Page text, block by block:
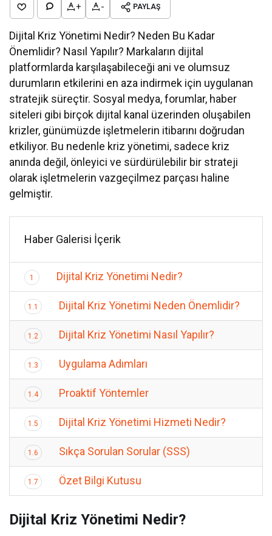
+ - PAYLAŞ
Dijital Kriz Yönetimi Nedir? Neden Bu Kadar
Önemlidir? Nasıl Yapılır? Markaların dijital
platformlarda karşılaşabileceği ani ve olumsuz
durumların etkilerini en aza indirmek için uygulanan
stratejik süreçtir. Sosyal medya, forumlar, haber
siteleri gibi birçok dijital kanal üzerinden oluşabilen
krizler, günümüzde işletmelerin itibarını doğrudan
etkiliyor. Bu nedenle kriz yönetimi, sadece kriz
anında değil, önleyici ve sürdürülebilir bir strateji
olarak işletmelerin vazgeçilmez parçası haline
gelmiştir.
Haber Galerisi İçerik
1 Dijital Kriz Yönetimi Nedir?
1.1 Dijital Kriz Yönetimi Neden Önemlidir?
1.2 Dijital Kriz Yönetimi Nasıl Yapılır?
1.3 Uygulama Adımları
1.4 Proaktif Yöntemler
1.5 Dijital Kriz Yönetimi Hizmeti Nedir?
1.6 Sıkça Sorulan Sorular (SSS)
1.7 Özet Bilgi Kutusu
Dijital Kriz Yönetimi Nedir?